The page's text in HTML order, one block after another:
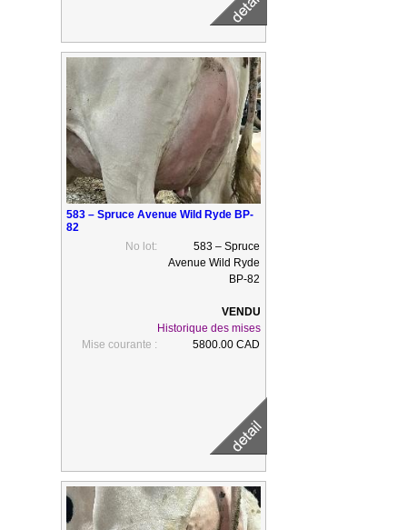
583 – Spruce Avenue Wild Ryde BP-
82
No lot:
583 – Spruce
Avenue Wild Ryde
BP-82
Historique des mises
Mise courante :
5800.00 CAD